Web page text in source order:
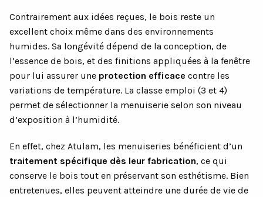
Contrairement aux idées reçues, le bois reste un
excellent choix même dans des environnements
humides. Sa longévité dépend de la conception, de
l’essence de bois, et des finitions appliquées à la fenêtre
pour lui assurer une protection efficace contre les
variations de température. La classe emploi (3 et 4)
permet de sélectionner la menuiserie selon son niveau
d’exposition à l’humidité.
En effet, chez Atulam, les menuiseries bénéficient d’un
traitement spécifique dès leur fabrication, ce qui
conserve le bois tout en préservant son esthétisme. Bien
entretenues, elles peuvent atteindre une durée de vie de